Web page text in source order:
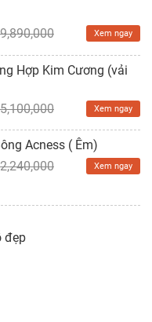
9,890,000 Xem ngay
Hợp Kim Cương (vải
5,100,000 Xem ngay
Acness ( Êm)
2,240,000 Xem ngay
đẹp